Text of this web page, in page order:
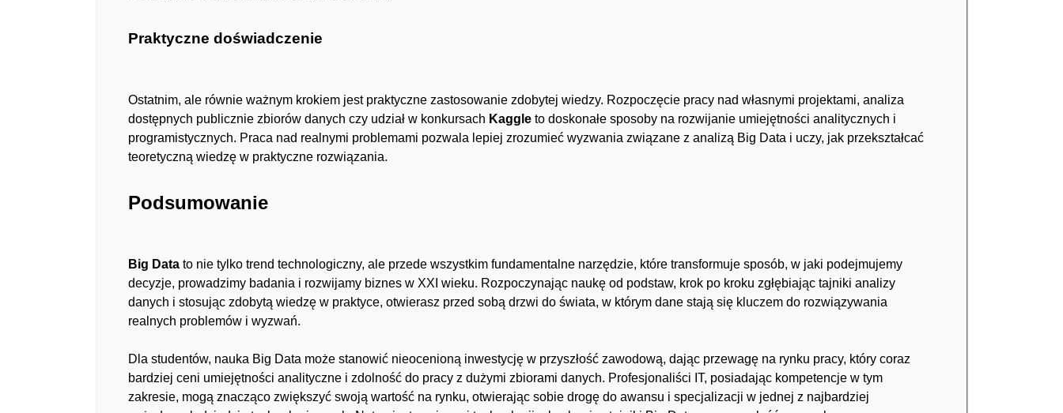
Praktyczne doświadczenie
Ostatnim, ale równie ważnym krokiem jest praktyczne zastosowanie zdobytej wiedzy. Rozpoczęcie pracy nad własnymi projektami, analiza
dostępnych publicznie zbiorów danych czy udział w konkursach Kaggle to doskonałe sposoby na rozwijanie umiejętności analitycznych i
programistycznych. Praca nad realnymi problemami pozwala lepiej zrozumieć wyzwania związane z analizą Big Data i uczy, jak przekształcać
teoretyczną wiedzę w praktyczne rozwiązania.
Podsumowanie
Big Data to nie tylko trend technologiczny, ale przede wszystkim fundamentalne narzędzie, które transformuje sposób, w jaki podejmujemy
decyzje, prowadzimy badania i rozwijamy biznes w XXI wieku. Rozpoczynając naukę od podstaw, krok po kroku zgłębiając tajniki analizy
danych i stosując zdobytą wiedzę w praktyce, otwierasz przed sobą drzwi do świata, w którym dane stają się kluczem do rozwiązywania
realnych problemów i wyzwań.
Dla studentów, nauka Big Data może stanowić nieocenioną inwestycję w przyszłość zawodową, dając przewagę na rynku pracy, który coraz
bardziej ceni umiejętności analityczne i zdolność do pracy z dużymi zbiorami danych. Profesjonaliści IT, posiadając kompetencje w tym
zakresie, mogą znacząco zwiększyć swoją wartość na rynku, otwierając sobie drogę do awansu i specjalizacji w jednej z najbardziej